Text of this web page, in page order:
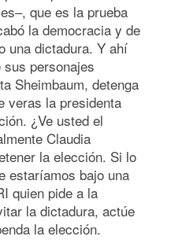
que es la prueba
la democracia y de
una dictadura. Y ahí
personajes
Sheimbaum, detenga
veras la presidenta
¿Ve usted el
Claudia
la elección. Si lo
estaríamos bajo una
quien pide a la
la dictadura, actúe
la elección.